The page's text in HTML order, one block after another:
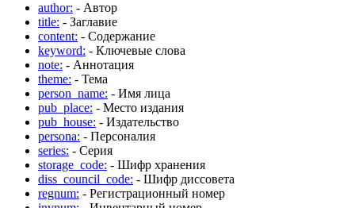
author: - Автор
title: - Заглавие
content: - Содержание
keyword: - Ключевые слова
note: - Аннотация
theme: - Тема
person_name: - Имя лица
pub_place: - Место издания
pub_house: - Издательство
persona: - Персоналия
series: - Серия
storage_code: - Шифр хранения
diss_council_code: - Шифр диссовета
regnum: - Регистрационный номер